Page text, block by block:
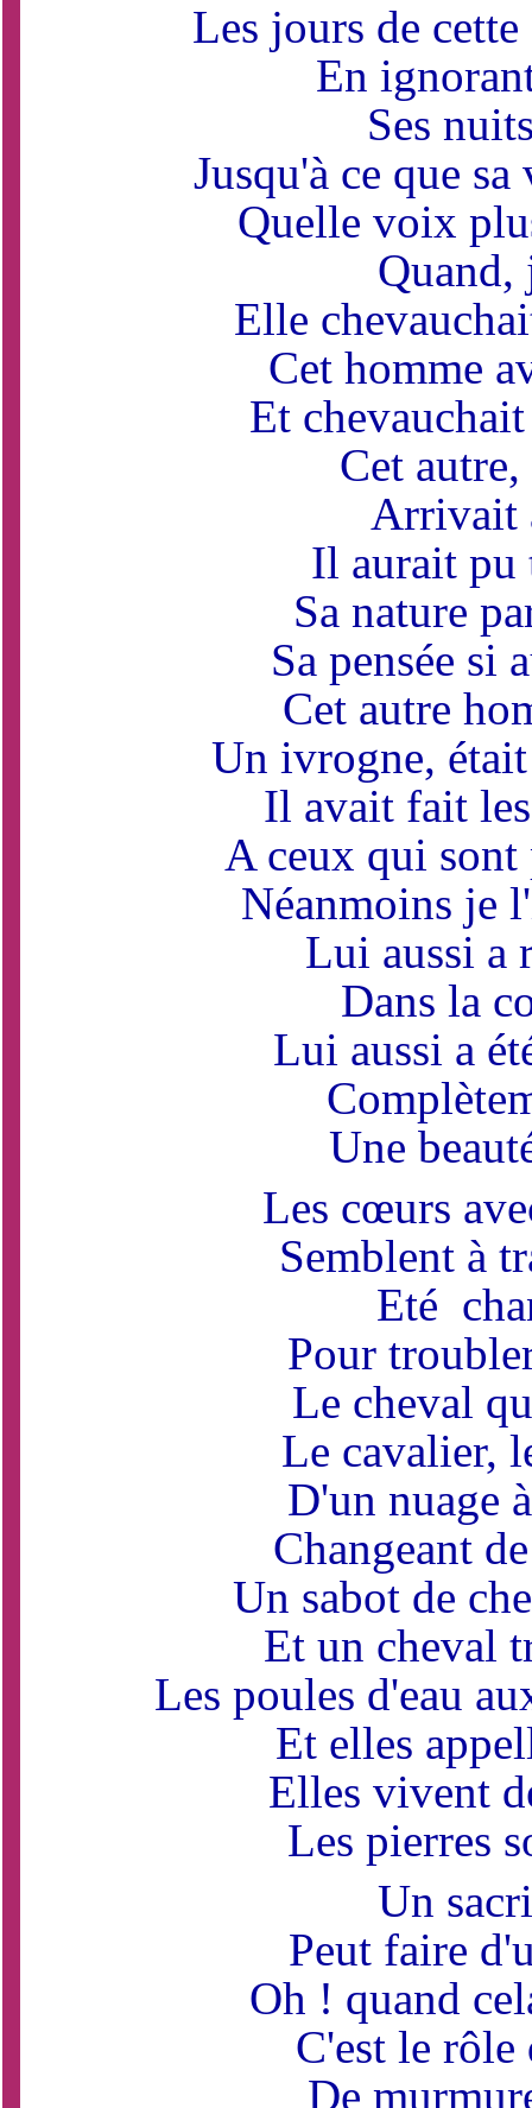
Les jours de
En
Ses
Jusqu'à ce que
Quelle voix
Quand,
Elle
Cet homme
Et
Cet
Arrivait
Il aurait pu
Sa nature
Sa pensée si
Cet autre
Un ivrogne,
Il avait fait
A ceux qui
Néanmoins je
Lui aussi a
Dans la
Lui aussi a
Une
Les cœurs
Semblent à
Eté
Pour
Le cheval
Le cavalier,
D'un nuage
Changeant
Un sabot de
Et un cheval
Les poules d'eau
Et elles
Elles vivent
Les pierres
Un
Peut faire
Oh ! quand
C'est le
De